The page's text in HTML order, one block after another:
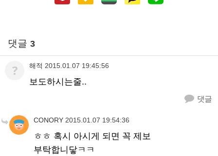
댓글 3
? 해적 2015.01.07 19:45:56
보도하시는줄..
댓글
CONORY2015.01.07 19:54:36
ㅎㅎ 혹시 아시게 되면 꼭 제보
부탁합니닿ㅋㅋ